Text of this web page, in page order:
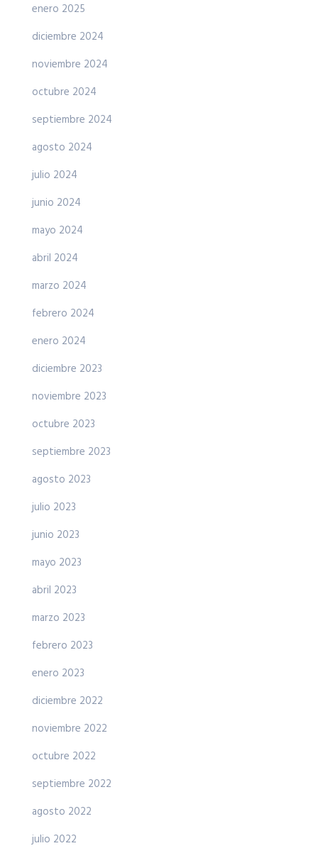
enero 2025
diciembre 2024
noviembre 2024
octubre 2024
septiembre 2024
agosto 2024
julio 2024
junio 2024
mayo 2024
abril 2024
marzo 2024
febrero 2024
enero 2024
diciembre 2023
noviembre 2023
octubre 2023
septiembre 2023
agosto 2023
julio 2023
junio 2023
mayo 2023
abril 2023
marzo 2023
febrero 2023
enero 2023
diciembre 2022
noviembre 2022
octubre 2022
septiembre 2022
agosto 2022
julio 2022